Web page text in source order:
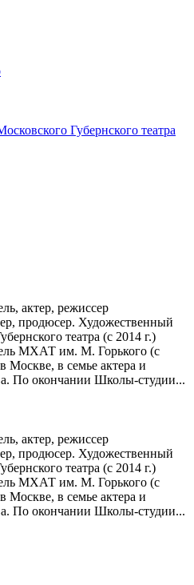
Губернского театра
актер, режиссер
продюсер. Художественный
театра (с 2014 г.)
МХАТ им. М. Горького (с
Москве, в семье актера и
По окончании Школы-студии...
актер, режиссер
продюсер. Художественный
театра (с 2014 г.)
МХАТ им. М. Горького (с
Москве, в семье актера и
По окончании Школы-студии...